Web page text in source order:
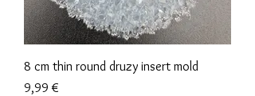
8 cm thin round druzy insert mold
Prix
9,99 €